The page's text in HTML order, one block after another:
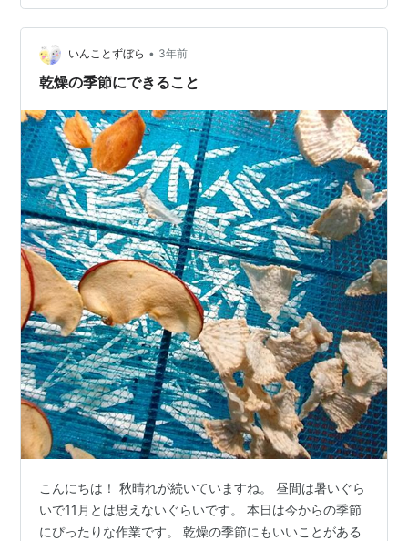
いんことずぼら • 3年前
乾燥の季節にできること
こんにちは！ 秋晴れが続いていますね。 昼間は暑いぐら
いで11月とは思えないぐらいです。 本日は今からの季節
にぴったりな作業です。 乾燥の季節にもいいことがある